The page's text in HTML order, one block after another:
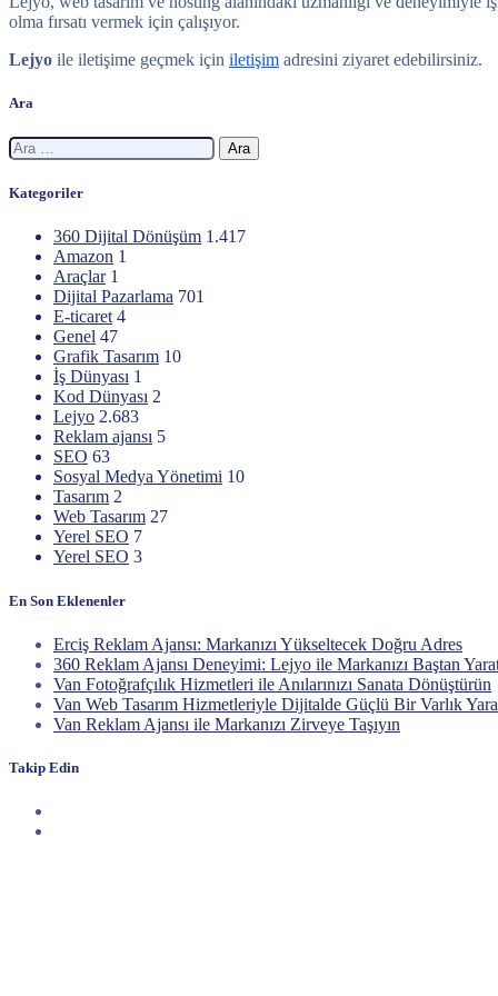
olma fırsatı vermek için çalışıyor.
Lejyo ile iletişime geçmek için iletişim adresini ziyaret edebilirsiniz.
Ara
Arama:
Kategoriler
360 Dijital Dönüşüm 1.417
Amazon 1
Araçlar 1
Dijital Pazarlama 701
E-ticaret 4
Genel 47
Grafik Tasarım 10
İş Dünyası 1
Kod Dünyası 2
Lejyo 2.683
Reklam ajansı 5
SEO 63
Sosyal Medya Yönetimi 10
Tasarım 2
Web Tasarım 27
Yerel SEO 7
Yerel SEO 3
En Son Eklenenler
Erciş Reklam Ajansı: Markanızı Yükseltecek Doğru Adres
360 Reklam Ajansı Deneyimi: Lejyo ile Markanızı Baştan
Van Fotoğrafçılık Hizmetleri ile Anılarınızı Sanata Dönüştürün
Van Web Tasarım Hizmetleriyle Dijitalde Güçlü Bir Varlık
Van Reklam Ajansı ile Markanızı Zirveye Taşıyın
Takip Edin